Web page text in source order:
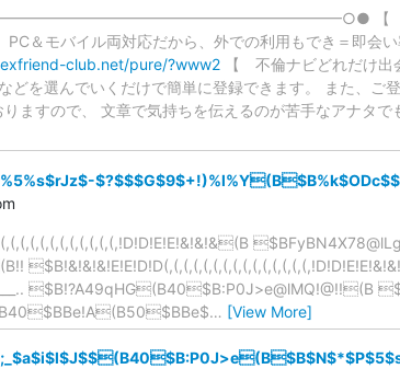
【 ご近所検索
PC＆モバイル両対応だから、外での利用もでき＝即会
club.net/pure/?www2 【 不倫ナビどれだけ
どを選んでいくだけで簡単に登録できます。 また、ご
ますので、 文章で気持ちを伝えるのが苦手なアナタ
$B!?A49qHG(B40$B:P0J>e@lMQ!@!!(B
… [View More]